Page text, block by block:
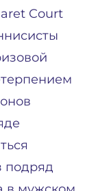
Court
подряд